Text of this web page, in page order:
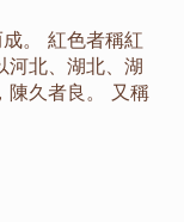
。 紅色者稱紅
河北、湖北、湖
陳久者良。 又稱